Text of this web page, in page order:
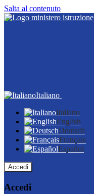
Salta al contenuto
Italiano
Italiano
English
Deutsch
Français
Español
Accedi
Accedi